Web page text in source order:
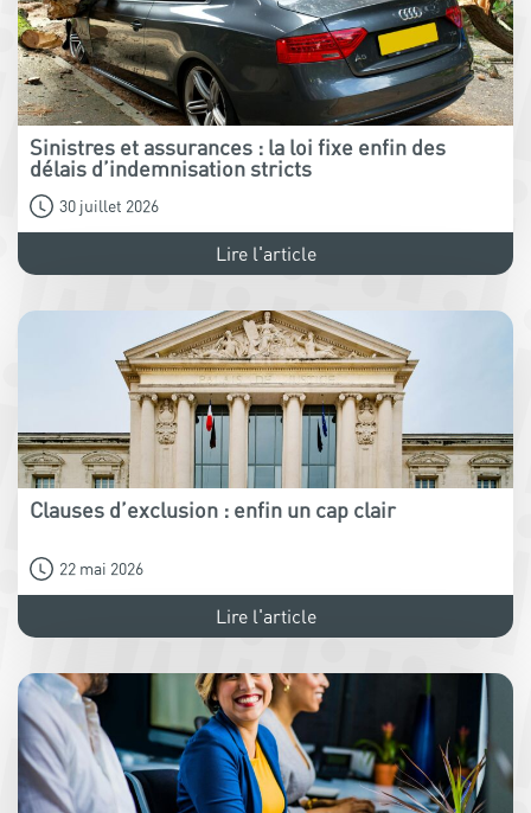
Sinistres et assurances : la loi fixe enfin des
délais d’indemnisation stricts
30 juillet 2026
Lire l'article
Clauses d’exclusion : enfin un cap clair
22 mai 2026
Lire l'article